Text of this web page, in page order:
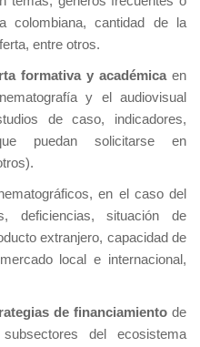
colombiana, cantidad de la
entre otros.
formativa y académicaen
y el audiovisual
de caso, indicadores,
puedan solicitarse en
en el caso del
deficiencias, situación de
extranjero, capacidad de
local e internacional,
de financiamiento de
del ecosistema